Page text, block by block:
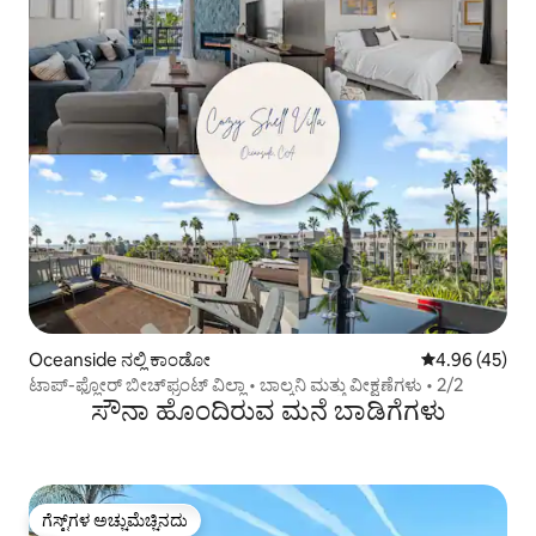
Oceanside ನಲ್ಲಿ ಕಾಂಡೋ 5 ರಲ್ಲಿ 4.96
4.96 (45)
ಟಾಪ್-ಫ್ಲೋರ್ ಬೀಚ್‌ಫ್ರಂಟ್ ವಿಲ್ಲಾ • ಬಾಲ್ಕನಿ ಮತ್ತು ವೀಕ್ಷಣೆಗಳು • 2/2
ಸೌನಾ ಹೊಂದಿರುವ ಮನೆ ಬಾಡಿಗೆಗಳು
ಗೆಸ್ಟ್‌ಗಳ ಅಚ್ಚುಮೆಚ್ಚಿನದು
ಗೆಸ್ಟ್‌ಗಳ ಅಚ್ಚುಮೆಚ್ಚಿನದು